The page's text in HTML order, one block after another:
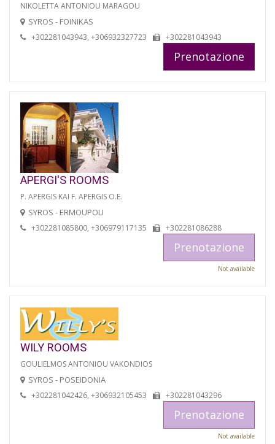
NIKOLETTA ANTONIOU MARAGOU
SYROS - FOINIKAS
+302281043943, +306932327723 +302281043943
Prenotazione
APERGI'S ROOMS
P. APERGIS KAI F. APERGIS O.E.
SYROS - ERMOUPOLI
+302281085800, +306979117135 +302281086288
Prenotazione
Not available
WILY ROOMS
GOULIELMOS ANTONIOU VAKONDIOS
SYROS - POSEIDONIA
+302281042426, +306932105453 +302281043296
Prenotazione
Not available